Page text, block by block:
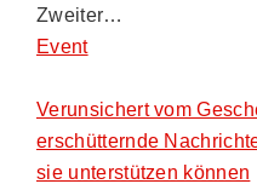
Zweiter…
Event
Verunsichert vom
erschütternde
sie unterstützen können